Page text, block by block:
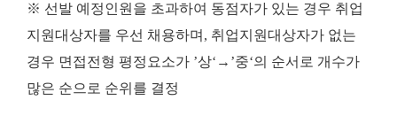
※ 선발 예정인원을 초과하여 동점자가 있는 경우 취업
지원대상자를 우선 채용하며, 취업지원대상자가 없는
경우 면접전형 평정요소가 ’상‘→’중‘의 순서로 개수가
많은 순으로 순위를 결정